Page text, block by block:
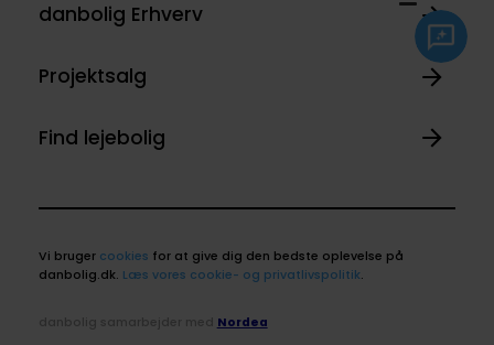
danbolig Erhverv
Projektsalg
Find lejebolig
Vi bruger cookies for at give dig den bedste oplevelse på
danbolig.dk. Læs vores cookie- og privatlivspolitik.
Nordea